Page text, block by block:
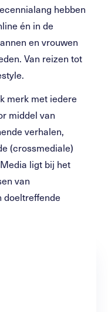
hebben
én in de
en vrouwen
Van reizen tot
merk met iedere
middel van
verhalen,
(crossmediale)
ligt bij het
van
doeltreffende